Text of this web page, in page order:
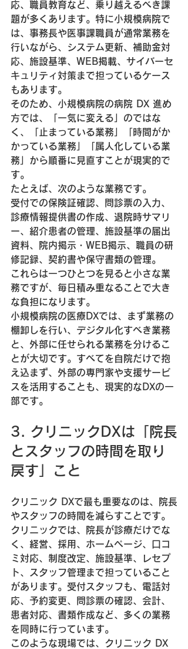
応、職員教育など、乗り越えるべき課
題が多くあります。特に小規模病院で
は、事務長や医事課職員が通常業務を
行いながら、システム更新、補助金対
応、施設基準、WEB掲載、サイバーセ
キュリティ対策まで担っているケース
もあります。
そのため、小規模病院の病院 DX 進め
方では、「一気に変える」のではな
く、「止まっている業務」「時間がか
かっている業務」「属人化している業
務」から順番に見直すことが現実的で
す。
たとえば、次のような業務です。
受付での保険証確認、問診票の入力、
診療情報提供書の作成、退院時サマリ
ー、紹介患者の管理、施設基準の届出
資料、院内掲示・WEB掲示、職員の研
修記録、契約書や保守書類の管理。
これらは一つひとつを見ると小さな業
務ですが、毎日積み重なることで大き
な負担になります。
小規模病院の医療DXでは、まず業務の
棚卸しを行い、デジタル化すべき業務
と、外部に任せられる業務を分けるこ
とが大切です。すべてを自院だけで抱
え込まず、外部の専門家や支援サービ
スを活用することも、現実的なDXの一
部です。
3. クリニックDXは「院長
とスタッフの時間を取り
戻す」こと
クリニック DXで最も重要なのは、院長
やスタッフの時間を減らすことです。
クリニックでは、院長が診療だけでな
く、経営、採用、ホームページ、口コ
ミ対応、制度改定、施設基準、レセプ
ト、スタッフ管理まで担っていること
があります。受付スタッフも、電話対
応、予約変更、問診票の確認、会計、
患者対応、書類作成など、多くの業務
を同時に行っています。
このような現場では、クリニック DX